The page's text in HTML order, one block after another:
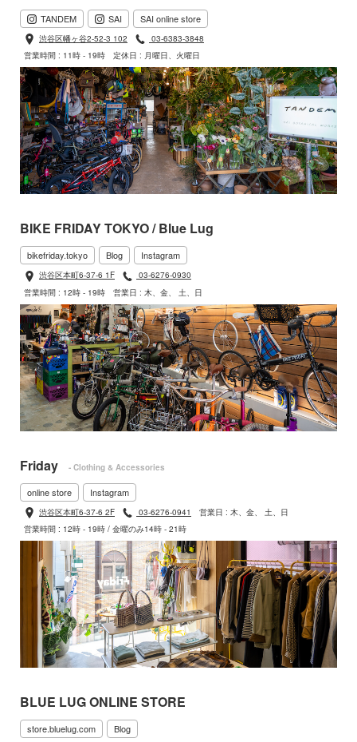
TANDEM SAI SAI online store
渋谷区幡ヶ谷2-52-3 102
03-6383-3848
営業時間 : 11時 - 19時
定休日 : 月曜日、火曜日
BIKE FRIDAY TOKYO / Blue Lug
bikefriday.tokyo Blog Instagram
渋谷区本町6-37-6 1F
03-6276-0930
営業時間 : 12時 - 19時
営業日 : 木、金、 土、日
Friday - Clothing & Accessories
online store Instagram
渋谷区本町6-37-6 2F 03-6276-0941
営業日 : 木、金、 土、日
営業時間 : 12時 - 19時 / 金曜のみ14時 - 21時
BLUE LUG ONLINE STORE
store.bluelug.com Blog